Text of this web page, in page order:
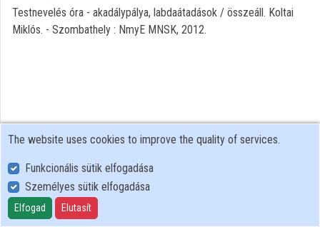
Testnevelés óra - akadálypálya, labdaátadások / összeáll. Koltai
Miklós. - Szombathely : NmyE MNSK, 2012.
User Policy
Adatkezelési tájékoztató (en)
Cookie Policy
The website uses cookies to improve the quality of services.
Funkcionális sütik elfogadása
Személyes sütik elfogadása
Elfogad Elutasít